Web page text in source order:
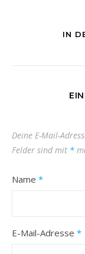
IN
Deine E-Mail-
Felder sind mit *
Name *
E-Mail-Adresse *